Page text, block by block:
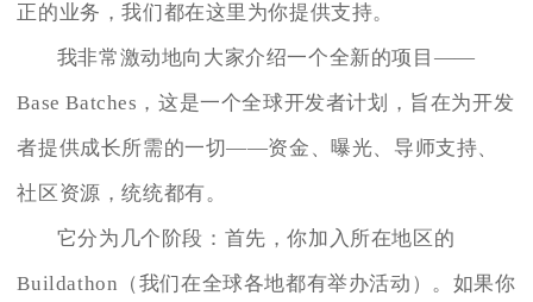
正的业务，我们都在这里为你提供支持。
我非常激动地向大家介绍一个全新的项目——
Base Batches，这是一个全球开发者计划，旨在为开发
者提供成长所需的一切——资金、曝光、导师支持、
社区资源，统统都有。
它分为几个阶段：首先，你加入所在地区的
Buildathon（我们在全球各地都有举办活动）。如果你